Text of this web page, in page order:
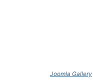
Joomla Gallery